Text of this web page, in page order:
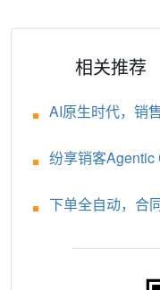
相关推荐
AI原生时代，销
纷享销客Agentic
下单全自动，合